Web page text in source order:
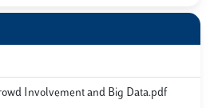
Involvement and Big Data.pdf